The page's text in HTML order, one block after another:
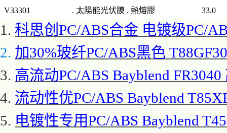
V33301
. 太陽能光伏膜 . 熱熔膠 33.0
1. 科思创 PC/ABS合金 电镀级PC/
2. 加30%玻纤PC/ABS黑色
3. 高流动PC/ABS Bayblend
4. 流动性优PC/ABS Bayblend
5. 电镀性专用PC/ABS Bayblend